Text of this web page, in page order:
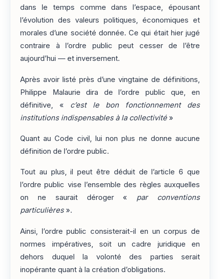
dans le temps comme dans l’espace, épousant
l’évolution des valeurs politiques, économiques et
morales d’une société donnée. Ce qui était hier jugé
contraire à l’ordre public peut cesser de l’être
aujourd’hui — et inversement.
Après avoir listé près d’une vingtaine de définitions,
Philippe Malaurie dira de l’ordre public que, en
définitive, « c’est le bon fonctionnement des
institutions indispensables à la collectivité»
Quant au Code civil, lui non plus ne donne aucune
définition de l’ordre public.
Tout au plus, il peut être déduit de l’article 6 que
l’ordre public vise l’ensemble des règles auxquelles
on ne saurait déroger « par conventions
particulières».
Ainsi, l’ordre public consisterait-il en un corpus de
normes impératives, soit un cadre juridique en
dehors duquel la volonté des parties serait
inopérante quant à la création d’obligations.